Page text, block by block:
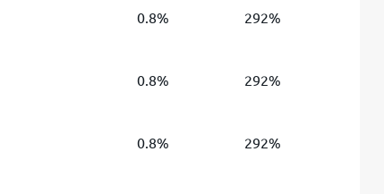
0.8% 292%
0.8% 292%
0.8% 292%